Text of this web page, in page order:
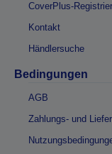
CoverPlus-
Kontakt
Händlersuche
Bedingungen
AGB
Zahlungs- und